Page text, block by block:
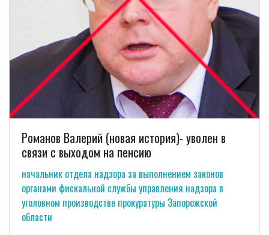
Романов Валерий (новая история)- уволен в
связи с выходом на пенсию
начальник отдела надзора за выполнением законов
органами фискальной службы управления надзора в
уголовном производстве прокуратуры Запорожской
области